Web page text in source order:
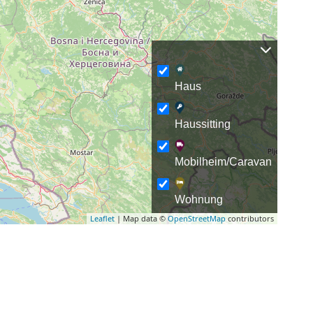
Leaflet| Map data © OpenStreetMap contributors
Haus
Haussitting
Mobilheim/Caravan
Wohnung